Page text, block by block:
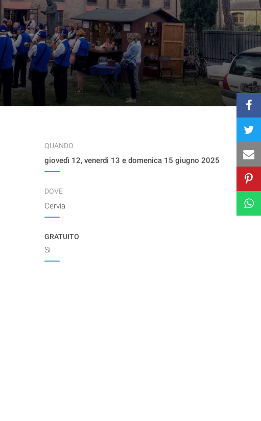
QUANDO
giovedì 12, venerdì 13 e domenica 15 giugno 2025
DOVE
Cervia
GRATUITO
Si